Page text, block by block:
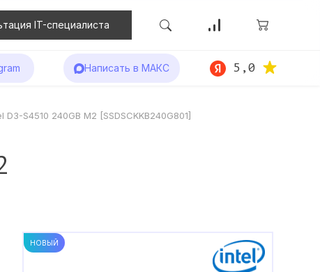
IT-специалиста
Написать в МАКС 5,0
D3-S4510 240GB M2 [SSDSCKKB240G801]
НОВЫЙ